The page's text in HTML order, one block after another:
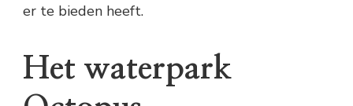
er te bieden heeft.
Het waterpark